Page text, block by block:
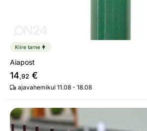
Kiire tarne
Aiapost
14,92 €
ajavahemikul 11.08 - 18.08
Aiapaneel 3D RAL8017, 4 mm